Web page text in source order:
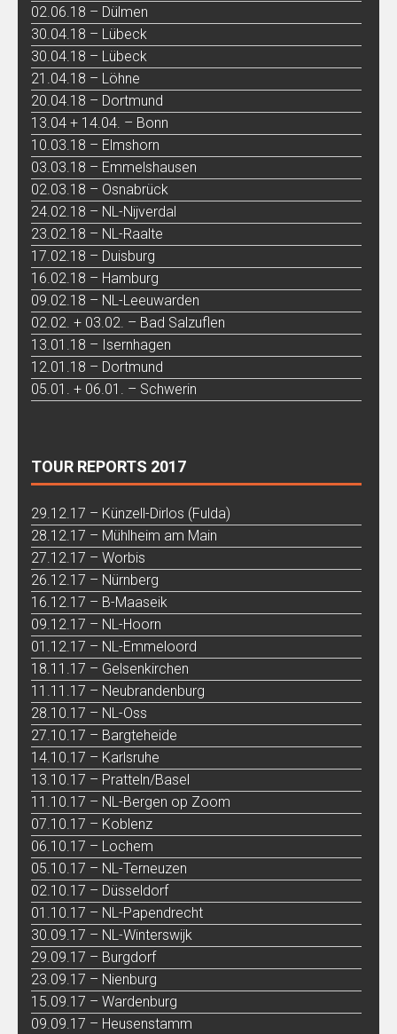
02.06.18 – Dülmen
30.04.18 – Lübeck
30.04.18 – Lübeck
21.04.18 – Löhne
20.04.18 – Dortmund
13.04 + 14.04. – Bonn
10.03.18 – Elmshorn
03.03.18 – Emmelshausen
02.03.18 – Osnabrück
24.02.18 – NL-Nijverdal
23.02.18 – NL-Raalte
17.02.18 – Duisburg
16.02.18 – Hamburg
09.02.18 – NL-Leeuwarden
02.02. + 03.02. – Bad Salzuflen
13.01.18 – Isernhagen
12.01.18 – Dortmund
05.01. + 06.01. – Schwerin
TOUR REPORTS 2017
29.12.17 – Künzell-Dirlos (Fulda)
28.12.17 – Mühlheim am Main
27.12.17 – Worbis
26.12.17 – Nürnberg
16.12.17 – B-Maaseik
09.12.17 – NL-Hoorn
01.12.17 – NL-Emmeloord
18.11.17 – Gelsenkirchen
11.11.17 – Neubrandenburg
28.10.17 – NL-Oss
27.10.17 – Bargteheide
14.10.17 – Karlsruhe
13.10.17 – Pratteln/Basel
11.10.17 – NL-Bergen op Zoom
07.10.17 – Koblenz
06.10.17 – Lochem
05.10.17 – NL-Terneuzen
02.10.17 – Düsseldorf
01.10.17 – NL-Papendrecht
30.09.17 – NL-Winterswijk
29.09.17 – Burgdorf
23.09.17 – Nienburg
15.09.17 – Wardenburg
09.09.17 – Heusenstamm